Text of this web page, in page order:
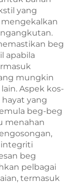
yang
beg
apabila
mungkin
Aspek kos-
yang
beg-beg
menahan
beg
pelbagai
termasuk